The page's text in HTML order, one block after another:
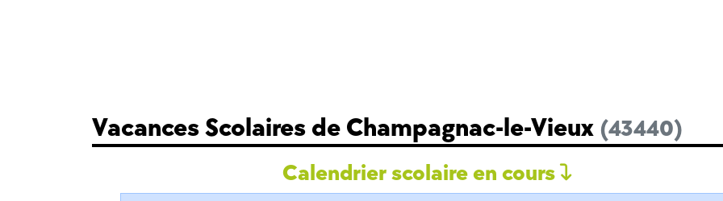
Vacances Scolaires de Champagnac-le-Vieux (43440)
Calendrier scolaire en cours